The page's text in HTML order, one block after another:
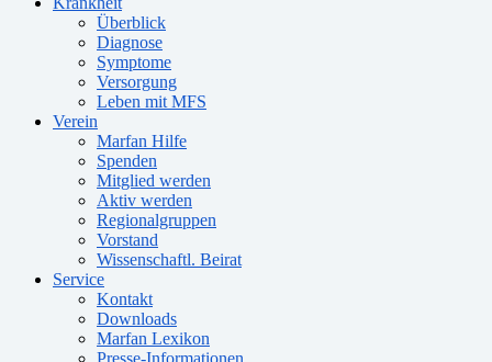
Überblick
Diagnose
Symptome
Versorgung
Leben mit MFS
Verein
Marfan Hilfe
Spenden
Mitglied werden
Aktiv werden
Regionalgruppen
Vorstand
Wissenschaftl. Beirat
Service
Kontakt
Downloads
Marfan Lexikon
Presse-Informationen